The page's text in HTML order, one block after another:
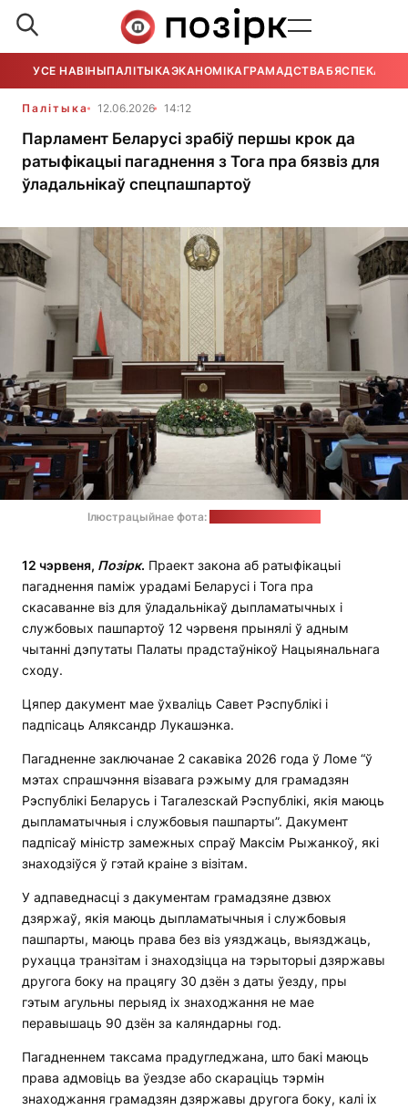
УСЕ НАВІНЫПАЛІТЫКАЭКАНОМІКАГРАМАДСТВАБЯСПЕКА
Палітыка 12.06.2026 14:12
Парламент Беларусі зрабіў першы крок да
ратыфікацыі пагаднення з Тога пра бязвіз для
ўладальнікаў спецпашпартоў
Ілюстрацыйнае фота:
12 чэрвеня, Позірк. Праект закона аб ратыфікацыі
пагаднення паміж урадамі Беларусі і Тога пра
скасаванне віз для ўладальнікаў дыпламатычных і
службовых пашпартоў 12 чэрвеня прынялі ў адным
чытанні дэпутаты Палаты прадстаўнікоў Нацыянальнага
сходу.
Цяпер дакумент мае ўхваліць Савет Рэспублікі і
падпісаць Аляксандр Лукашэнка.
Пагадненне заключанае 2 сакавіка 2026 года ў Ломе “ў
мэтах спрашчэння візавага рэжыму для грамадзян
Рэспублікі Беларусь і Тагалезскай Рэспублікі, якія маюць
дыпламатычныя і службовыя пашпарты”. Дакумент
падпісаў міністр замежных спраў Максім Рыжанкоў, які
знаходзіўся ў гэтай краіне з візітам.
У адпаведнасці з дакументам грамадзяне дзвюх
дзяржаў, якія маюць дыпламатычныя і службовыя
пашпарты, маюць права без віз уязджаць, выязджаць,
рухацца транзітам і знаходзіцца на тэрыторыі дзяржавы
другога боку на працягу 30 дзён з даты ўезду, пры
гэтым агульны перыяд іх знаходжання не мае
перавышаць 90 дзён за каляндарны год.
Пагадненнем таксама прадугледжана, што бакі маюць
права адмовіць ва ўездзе або скараціць тэрмін
знаходжання грамадзян дзяржавы другога боку, калі іх